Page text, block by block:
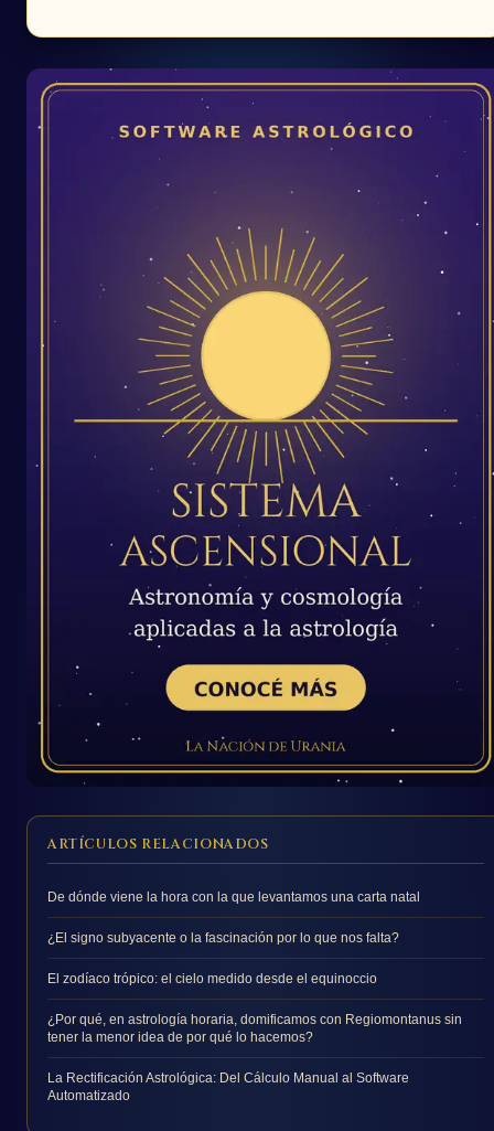
ARTÍCULOS RELACIONADOS
De dónde viene la hora con la que levantamos una carta natal
¿El signo subyacente o la fascinación por lo que nos falta?
El zodíaco trópico: el cielo medido desde el equinoccio
¿Por qué, en astrología horaria, domificamos con Regiomontanus sin
tener la menor idea de por qué lo hacemos?
La Rectificación Astrológica: Del Cálculo Manual al Software
Automatizado